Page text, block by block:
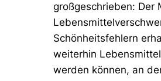
großgeschrieben: Der
Schönheitsfehlern
weiterhin
werden können, an